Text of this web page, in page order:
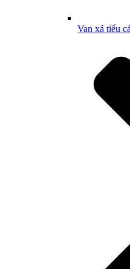
Van xả tiểu